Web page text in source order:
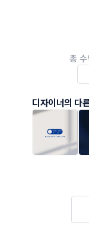
총 수
디자이너의 다